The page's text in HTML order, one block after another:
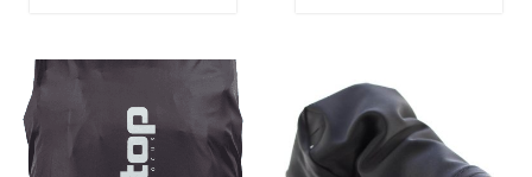
Passwort*